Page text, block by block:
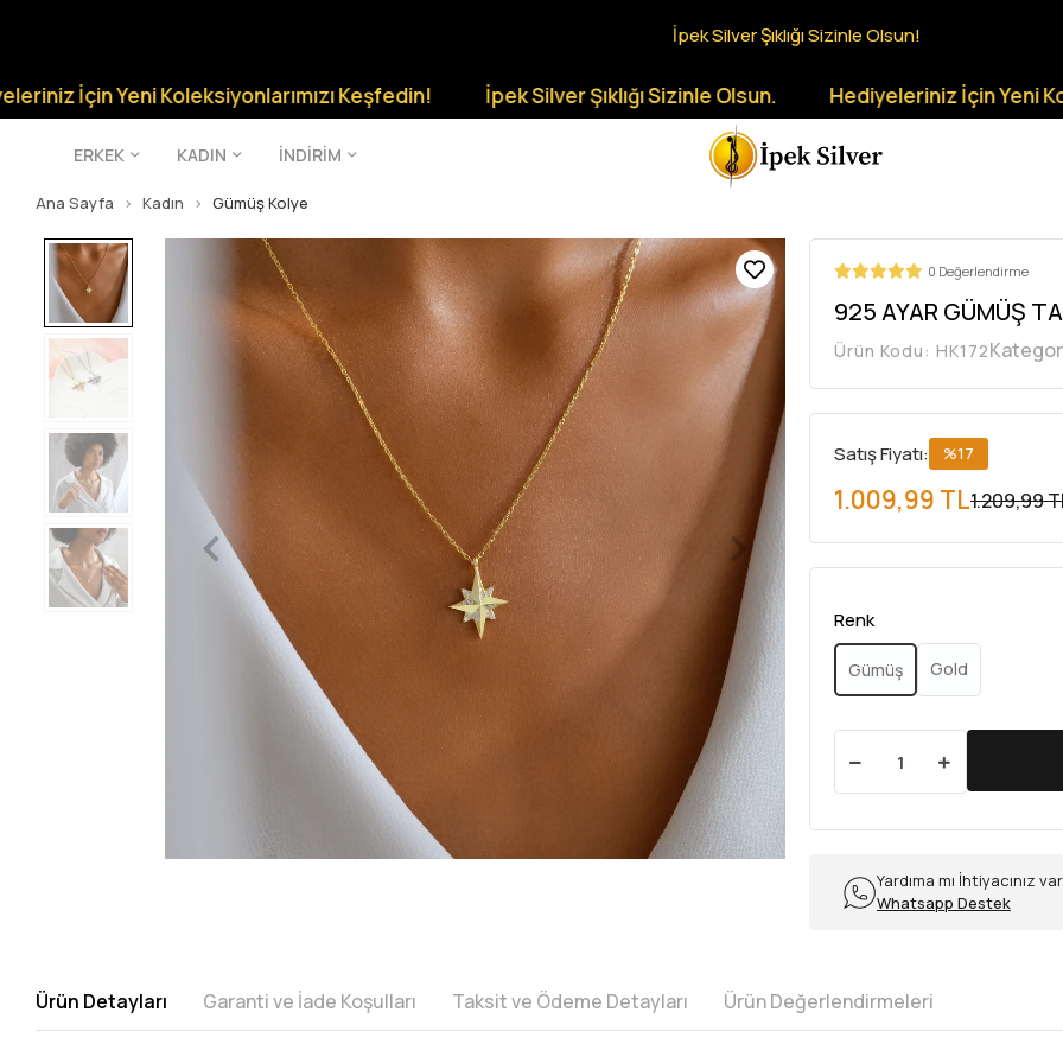
İpek Silver Şıklığı Sizinle Olsun!
Yeni Koleksiyonlarımızı Keşfedin! İpek Silver Şıklığı Sizinle Olsun. Hediyeleriniz İçin Yeni
ERKEK KADIN İNDİRİM
Ana Sayfa Kadın Gümüş Kolye
0 Değerlendirme
925 AYAR GÜMÜŞ
Ürün Kodu: HK172
Satış Fiyatı: %17
1.209,99
1.009,99 TL
Renk
Gümüş Gold
Yardıma mı İhtiyacınız
Whatsapp Destek
Ürün Detayları Garanti ve İade Koşulları Taksit ve Ödeme Detayları Ürün Değerlendirmeleri